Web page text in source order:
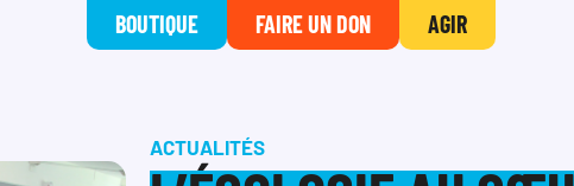
BOUTIQUE FAIRE UN DON AGIR
ACTUALITÉS